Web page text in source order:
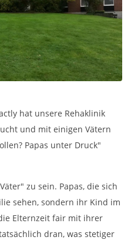
hat unsere Rehaklinik
und mit einigen Vätern
Papas unter Druck"
zu sein. Papas, die sich
sehen, sondern ihr Kind im
Elternzeit fair mit ihrer
dran, was stetiger